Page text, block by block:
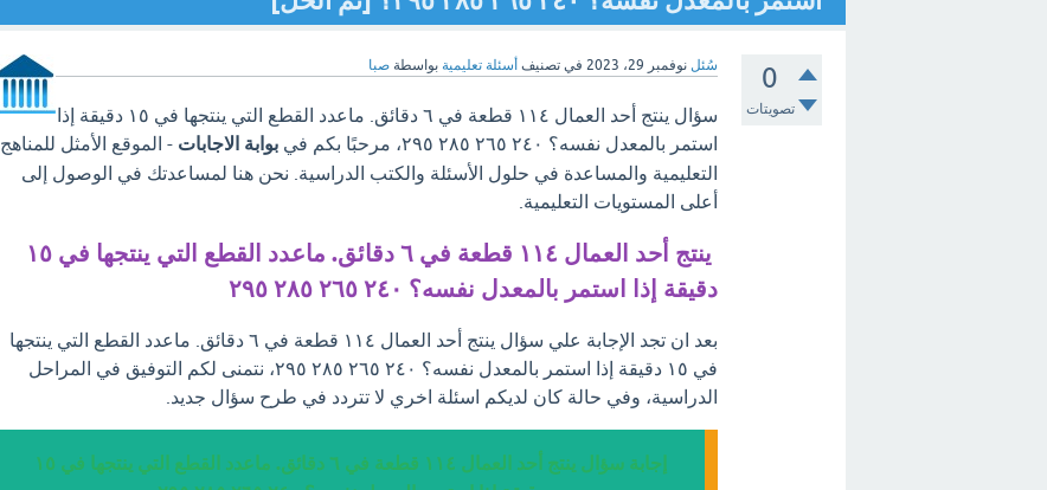
0
تصويتات
سُئل نوفمبر 29، 2023 في تصنيف أسئلة تعليمية بواسطة صبا
سؤال ينتج أحد العمال ١١٤ قطعة في ٦ دقائق. ماعدد القطع التي ينتجها في ١٥ دقيقة إذا
استمر بالمعدل نفسه؟ ٢٤٠ ٢٦٥ ٢٨٥ ٢٩٥، مرحبًا بكم في
بوابة الاجابات - الموقع الأمثل للمناهج
التعليمية والمساعدة في حلول الأسئلة والكتب الدراسية. نحن هنا لمساعدتك في الوصول إلى
أعلى المستويات التعليمية.
ينتج أحد العمال ١١٤ قطعة في ٦ دقائق. ماعدد القطع التي ينتجها في ١٥
دقيقة إذا استمر بالمعدل نفسه؟ ٢٤٠ ٢٦٥ ٢٨٥ ٢٩٥
بعد ان تجد الإجابة علي سؤال ينتج أحد العمال ١١٤ قطعة في ٦ دقائق. ماعدد القطع التي ينتجها
في ١٥ دقيقة إذا استمر بالمعدل نفسه؟ ٢٤٠ ٢٦٥ ٢٨٥ ٢٩٥، نتمنى لكم التوفيق في المراحل
الدراسية، وفي حالة كان لديكم اسئلة اخري لا تتردد في طرح سؤال جديد.
إجابة سؤال ينتج أحد العمال ١١٤ قطعة في ٦ دقائق. ماعدد القطع التي ينتجها في ١٥